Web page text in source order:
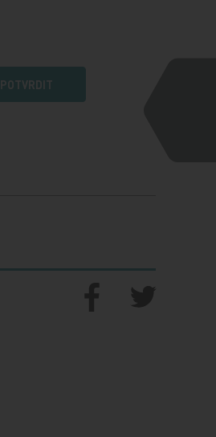
POTVRDIT